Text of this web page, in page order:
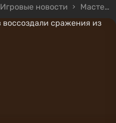
Игровые новости Мастера боевых искусств воссоздали сражения из Mortal Kombat 11 (видео)